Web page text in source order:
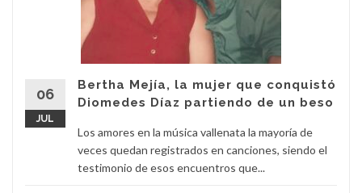
06
JUL
Bertha Mejía, la mujer que conquistó
Diomedes Díaz partiendo de un beso
Los amores en la música vallenata la mayoría de
veces quedan registrados en canciones, siendo el
testimonio de esos encuentros que...